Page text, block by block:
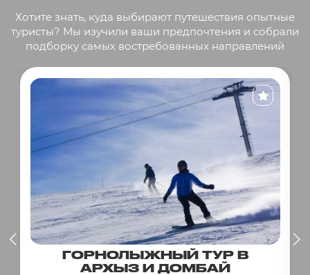
Хотите знать, куда выбирают путешествия опытные
туристы? Мы изучили ваши предпочтения и собрали
подборку самых востребованных направлений
ГОРНОЛЫЖНЫЙ ТУР В
АРХЫЗ И ДОМБАЙ